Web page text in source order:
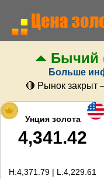
Бычий
Больше
🔴 Рынок закрыт
Унция золота
4,341.42
H:4,371.79 | L:4,229.61